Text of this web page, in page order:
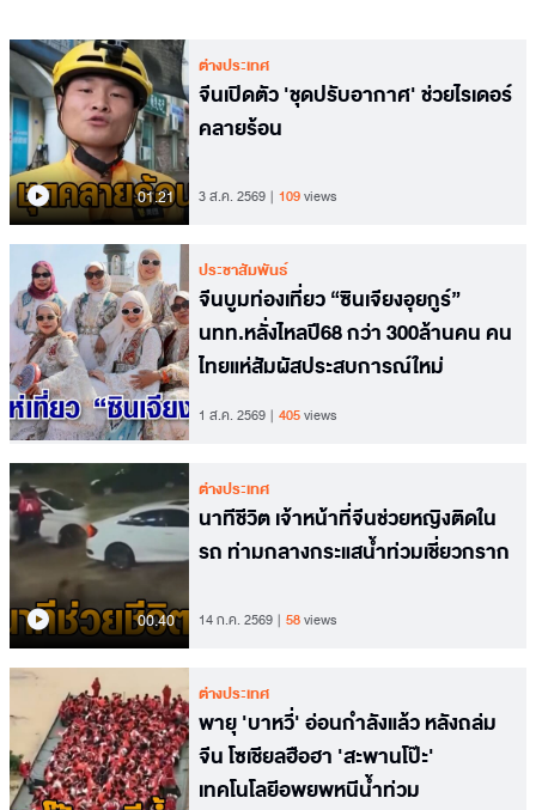
01.21
ต่างประเทศ
จีนเปิดตัว 'ชุดปรับอากาศ' ช่วยไรเดอร์
คลายร้อน
3 ส.ค. 2569 109views
ประชาสัมพันธ์
จีนบูมท่องเที่ยว “ซินเจียงอุยกูร์”
นทท.หลั่งไหลปี68 กว่า 300ล้านคน คน
ไทยแห่สัมผัสประสบการณ์ใหม่
1 ส.ค. 2569 405views
00.40
ต่างประเทศ
นาทีชีวิต เจ้าหน้าที่จีนช่วยหญิงติดใน
รถ ท่ามกลางกระแสน้ำท่วมเชี่ยวกราก
14 ก.ค. 2569 58views
ต่างประเทศ
พายุ 'บาหวี่' อ่อนกำลังแล้ว หลังถล่ม
จีน โซเชียลฮือฮา 'สะพานโป๊ะ'
เทคโนโลยีอพยพหนีน้ำท่วม